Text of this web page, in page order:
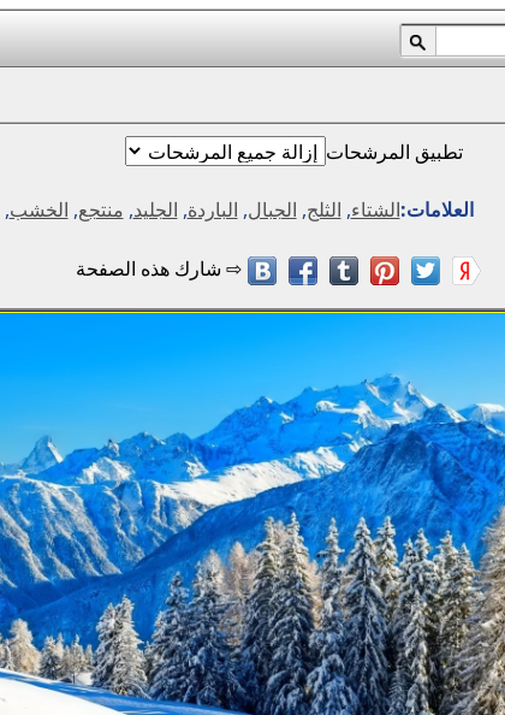
تطبيق المرشحات
العلامات:الشتاء, الثلج, الجبال, الباردة, الجليد, منتجع, الخشب,